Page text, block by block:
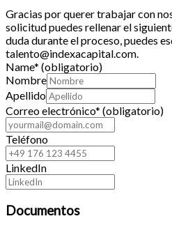
Gracias por querer trabajar con
solicitud puedes rellenar el
duda durante el proceso, puedes
talento@indexacapital.com.
Name* (obligatorio)
Nombre
Apellido
Correo electrónico* (obligatorio)
Teléfono
LinkedIn
Documentos